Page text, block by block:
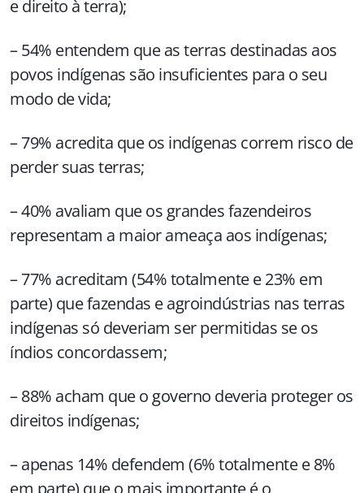
e direito à terra);
– 54% entendem que as terras destinadas aos
povos indígenas são insuficientes para o seu
modo de vida;
– 79% acredita que os indígenas correm risco de
perder suas terras;
– 40% avaliam que os grandes fazendeiros
representam a maior ameaça aos indígenas;
– 77% acreditam (54% totalmente e 23% em
parte) que fazendas e agroindústrias nas terras
indígenas só deveriam ser permitidas se os
índios concordassem;
– 88% acham que o governo deveria proteger os
direitos indígenas;
– apenas 14% defendem (6% totalmente e 8%
em parte) que o mais importante é o